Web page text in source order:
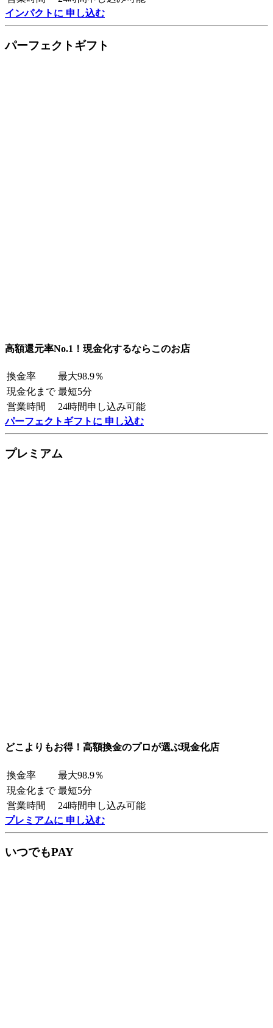
インパクトに 申し込む
パーフェクトギフト
高額還元率No.1！現金化するならこのお店
換金率
最大98.9％
現金化まで 最短5分
営業時間
24時間申し込み可能
パーフェクトギフトに 申し込む
プレミアム
どこよりもお得！高額換金のプロが選ぶ現金化店
換金率
最大98.9％
現金化まで 最短5分
営業時間
24時間申し込み可能
プレミアムに 申し込む
いつでもPAY